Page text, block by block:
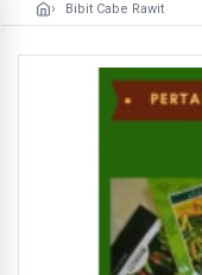
Bibit Cabe Rawit